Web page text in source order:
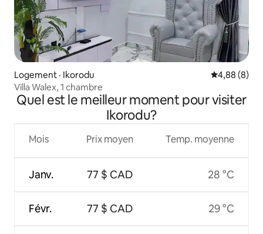
Logement · Ikorodu Note
4,88 (8)
Villa Walex, 1 chambre
Quel est le meilleur moment pour visiter
Ikorodu?
Mois
Janv.
Févr.
Prix moyen
77 $ CAD
77 $ CAD
Temp. moyenne
28 °C
29 °C